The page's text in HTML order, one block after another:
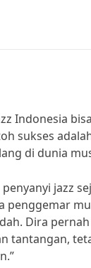
Indonesia
sukses
di dunia
jazz
Dira
tantangan,